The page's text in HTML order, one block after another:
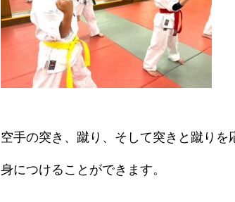
空手の突き、蹴り、そして突きと蹴り
身につけることができます。